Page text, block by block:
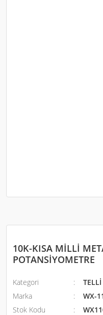
10K-KISA MİLLİ
POTANSİYOMETRE
Kategori
Marka
WX-
Stok Kodu